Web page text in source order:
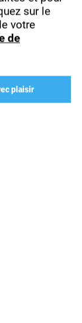
sur le
votre
de
plaisir